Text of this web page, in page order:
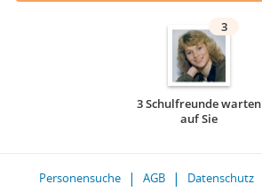
3
3 Schulfreunde warten
auf Sie
Personensuche AGB Datenschutz